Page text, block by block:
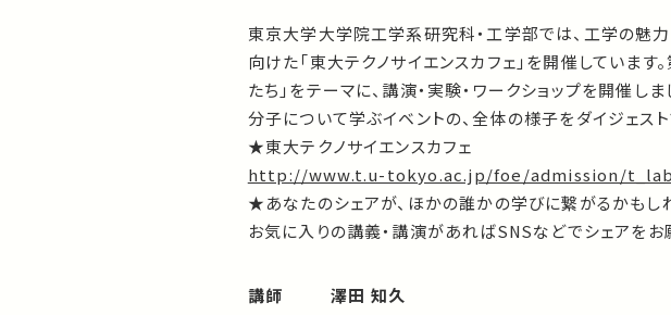
東京大学大学院工学系研究科・工学部では、工学の魅
向けた「東大テクノサイエンスカフェ」を開催していま
たち」をテーマに、講演・実験・ワークショップを開催しま
分子について学ぶイベントの、全体の様子をダイジェスト
★東大テクノサイエンスカフェ
http://www.t.u-tokyo.ac.jp/foe/admission/
★あなたのシェアが、ほかの誰かの学びに繋がるかもし
お気に入りの講義・講演があればSNSなどでシェアをお
講師 澤田 知久